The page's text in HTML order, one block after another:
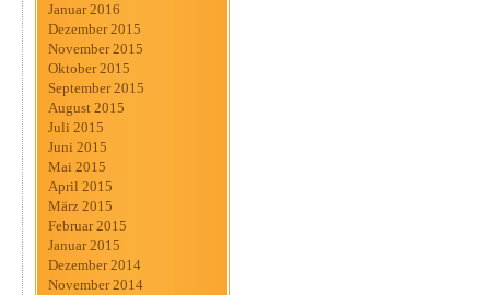
Januar 2016
Dezember 2015
November 2015
Oktober 2015
September 2015
August 2015
Juli 2015
Juni 2015
Mai 2015
April 2015
März 2015
Februar 2015
Januar 2015
Dezember 2014
November 2014